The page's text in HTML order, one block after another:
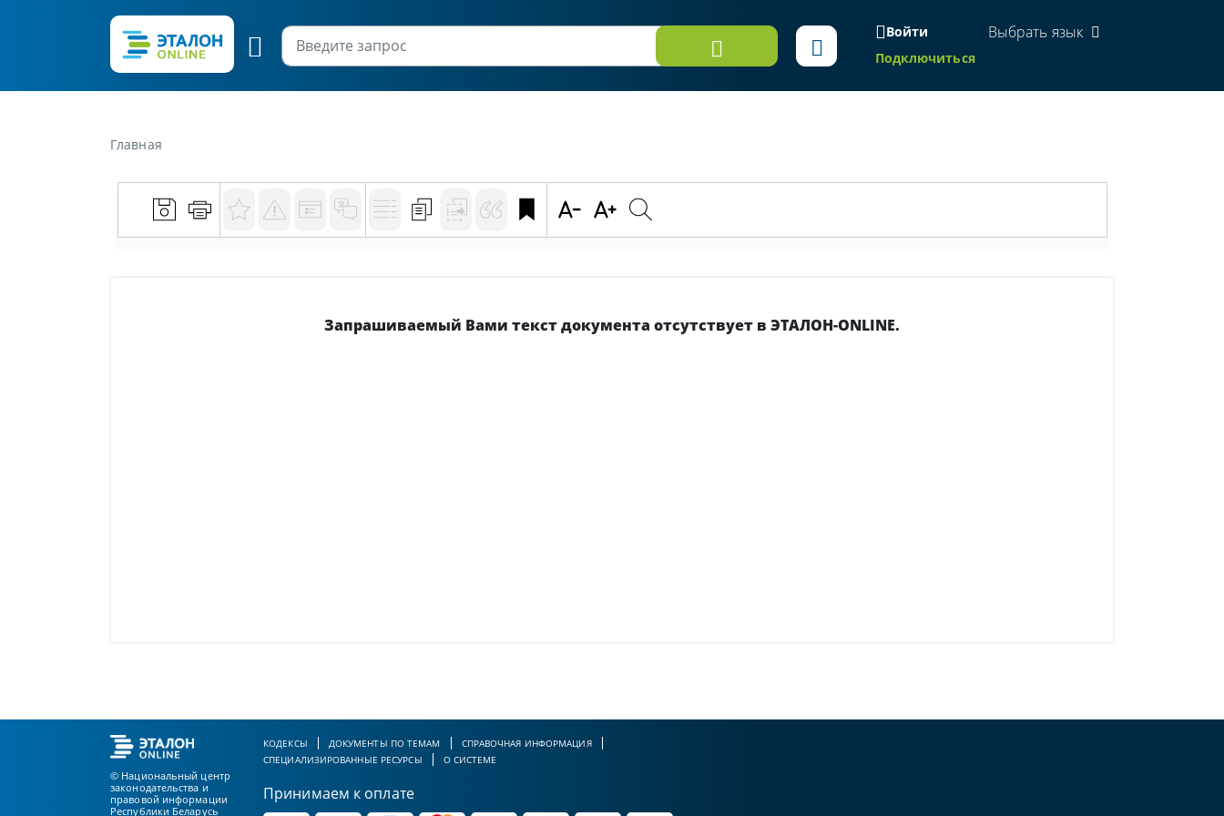
Войти
Подключиться
Выбрать язык
Главная
Запрашиваемый Вами текст документа отсутствует в ЭТАЛОН-ONLINE.
© Национальный центр
законодательства и
правовой информации
Республики Беларусь
КОДЕКСЫ ДОКУМЕНТЫ ПО ТЕМАМ
СПРАВОЧНАЯ ИНФОРМАЦИЯ
СПЕЦИАЛИЗИРОВАННЫЕ РЕСУРСЫ
О СИСТЕМЕ
Принимаем к оплате